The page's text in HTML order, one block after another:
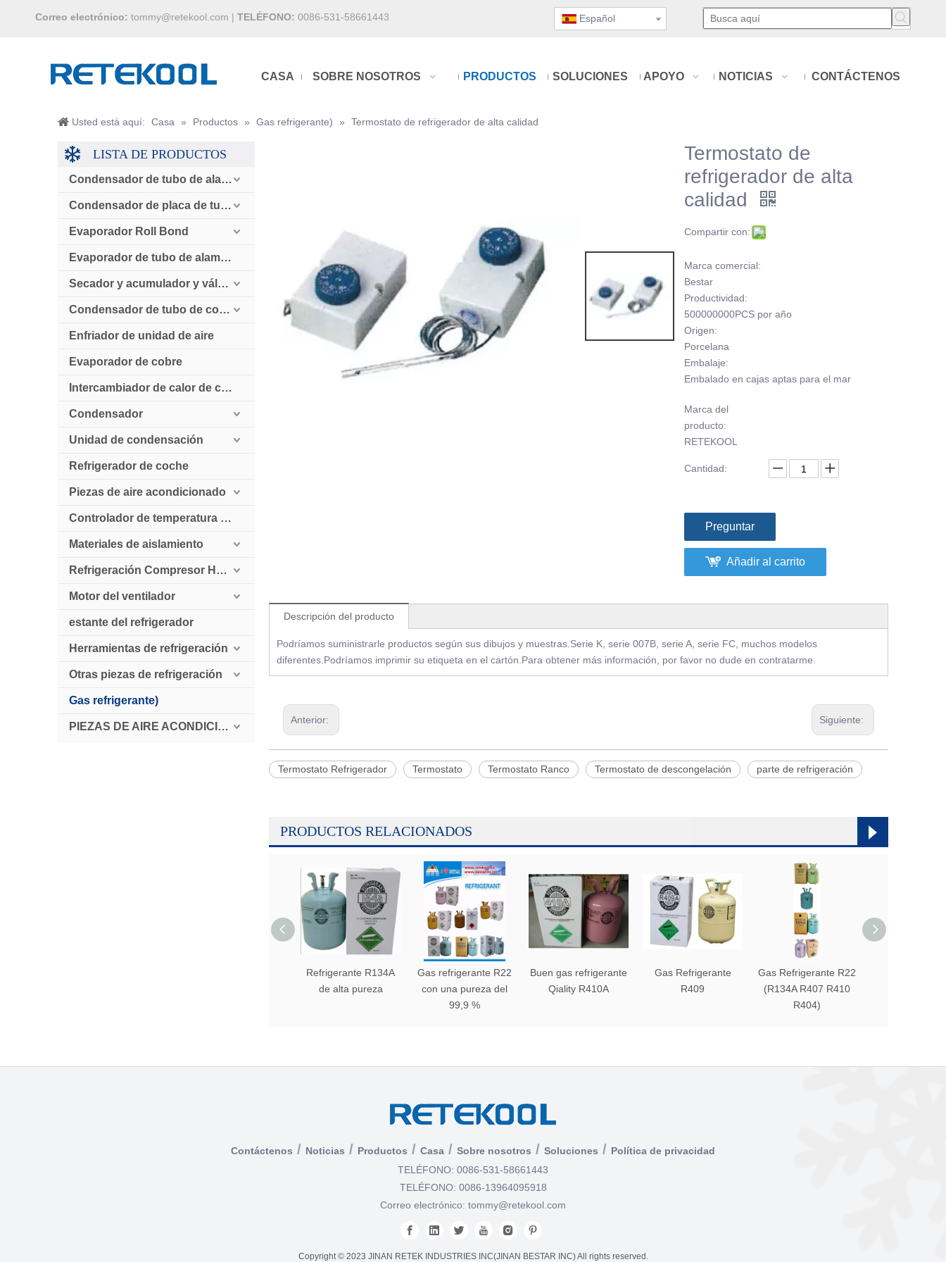
Correo electrónico: tommy@retekool.com | TELÉFONO: 0086-531-58661443 Español
CASA SOBRE NOSOTROS PRODUCTOS SOLUCIONES APOYO NOTICIAS CONTÁCTENOS
Usted está aquí: Casa » Productos » Gas refrigerante) » Termostato de refrigerador de alta calidad
LISTA DE PRODUCTOS
Condensador de tubo de alambre
Condensador de placa de tubo
Evaporador Roll Bond
Evaporador de tubo de alambre
Secador y acumulador y válvula de retención
Condensador de tubo de cobre enfriado por aire
Enfriador de unidad de aire
Evaporador de cobre
Intercambiador de calor de cobre
Condensador
Unidad de condensación
Refrigerador de coche
Piezas de aire acondicionado
Controlador de temperatura digital
Materiales de aislamiento
Refrigeración Compresor HollySnow
Motor del ventilador
estante del refrigerador
Herramientas de refrigeración
Otras piezas de refrigeración
Gas refrigerante)
PIEZAS DE AIRE ACONDICIONADO AUTOMÁTICO
Termostato de
refrigerador de alta
calidad
Compartir con:
Marca comercial:
Bestar
Productividad:
500000000PCS por año
Origen:
Porcelana
Embalaje:
Embalado en cajas aptas para el mar
Marca del
producto:
RETEKOOL
Cantidad:
Preguntar
Añadir al carrito
Descripción del producto
Podríamos suministrarle productos según sus dibujos y muestras.Serie K, serie 007B, serie A, serie FC, muchos modelos
diferentes.Podríamos imprimir su etiqueta en el cartón.Para obtener más información, por favor no dude en contratarme.
Anterior: Siguiente:
Termostato Refrigerador Termostato Termostato Ranco Termostato de descongelación parte de refrigeración
PRODUCTOS RELACIONADOS
Refrigerante R134A
de alta pureza
Gas refrigerante R22
con una pureza del
99,9 %
Buen gas refrigerante
Qiality R410A
Gas Refrigerante
R409
Gas Refrigerante R22
(R134A R407 R410
R404)
Contáctenos / Noticias / Productos / Casa / Sobre nosotros / Soluciones / Política de privacidad
TELÉFONO: 0086-531-58661443
TELÉFONO: 0086-13964095918
Correo electrónico: tommy@retekool.com
Copyright © 2023 JINAN RETEK INDUSTRIES INC(JINAN BESTAR INC) All rights reserved.